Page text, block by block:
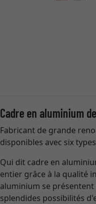
Cadre en aluminium
Fabricant de grande
disponibles avec six
Qui dit cadre en
entier grâce à la qualité
aluminium se
splendides possibilités